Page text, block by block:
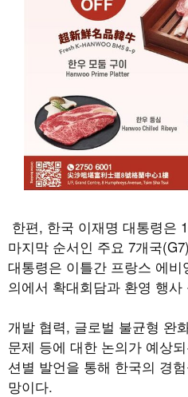
한편, 한국 이재명 대통령은
마지막 순서인 주요 7개국
대통령은 이틀간 프랑스 에
의에서 확대회담과 환영 행
개발 협력, 글로벌 불균형 완
문제 등에 대한 논의가 예상
션별 발언을 통해 한국의 경
망이다.